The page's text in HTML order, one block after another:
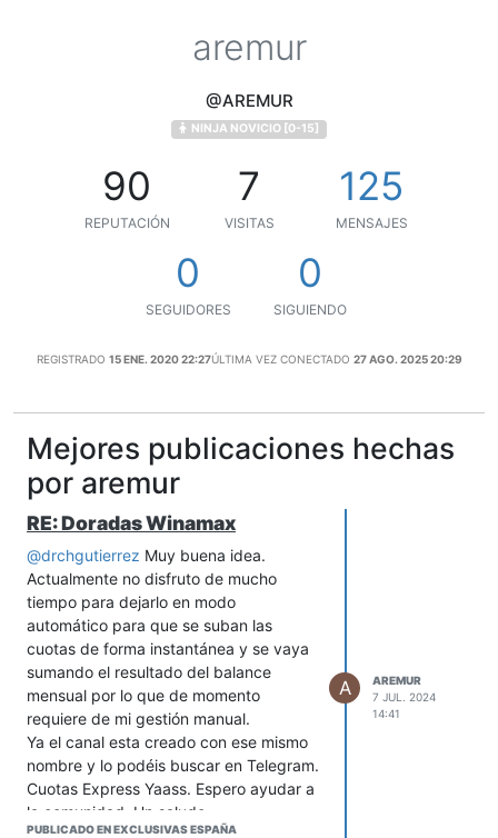
aremur
@AREMUR
NINJA NOVICIO [0-15]
90
REPUTACIÓN
7
VISITAS
125
MENSAJES
0
SEGUIDORES
0
SIGUIENDO
REGISTRADO 15 ENE. 2020 22:27ÚLTIMA VEZ CONECTADO 27 AGO. 2025 20:29
Mejores publicaciones hechas
por aremur
RE: Doradas Winamax
@drchgutierrez Muy buena idea.
Actualmente no disfruto de mucho
tiempo para dejarlo en modo
automático para que se suban las
cuotas de forma instantánea y se vaya
sumando el resultado del balance
mensual por lo que de momento
requiere de mi gestión manual.
Ya el canal esta creado con ese mismo
nombre y lo podéis buscar en Telegram.
Cuotas Express Yaass. Espero ayudar a
la comunidad. Un saludo
PUBLICADO EN EXCLUSIVAS ESPAÑA
A
AREMUR
7 JUL. 2024
14:41